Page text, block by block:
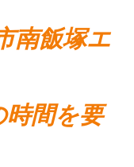
南飯塚エ
間を要